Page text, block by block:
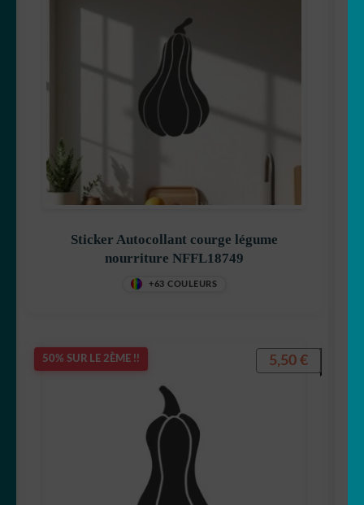
Sticker Autocollant courge légume
nourriture NFFL18749
+63 COULEURS
50% SUR LE 2ÈME !! 5,50 €